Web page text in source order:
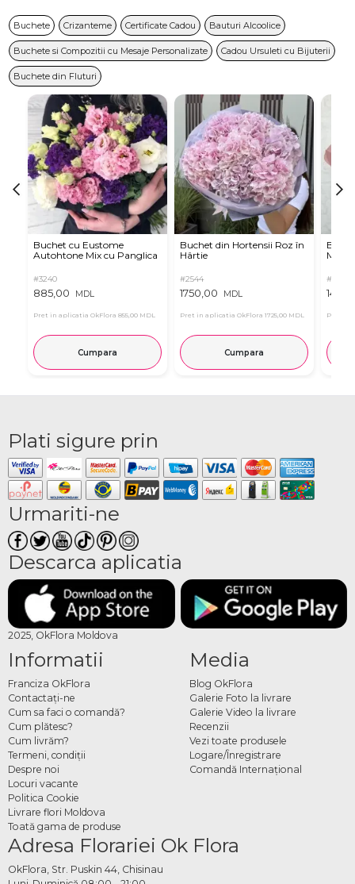
Buchete Crizanteme Certificate Cadou Bauturi Alcoolice
Buchete si Compozitii cu Mesaje Personalizate Cadou Ursuleti cu Bijuterii
Buchete din Fluturi
Buchet cu Eustome
Autohtone Mix cu Panglica
#3240
885,00 MDL
Pret in aplicatia OkFlora 855,00 MDL
Cumpara
Buchet din Hortensii Roz în
Hârtie
#2544
1750,00 MDL
Pret in aplicatia OkFlora 1725,00 MDL
Cumpara
Mov
#7659
Pret in
Plati sigure prin
Urmariti-ne
Descarca aplicatia
2025, OkFlora Moldova
Informatii
Franciza OkFlora
Contactaţi-ne
Cum sa faci o comandă?
Cum plătesc?
Cum livrăm?
Termeni, condiţii
Despre noi
Locuri vacante
Politica Cookie
Livrare flori Moldova
Toată gama de produse
Media
Blog OkFlora
Galerie Foto la livrare
Galerie Video la livrare
Recenzii
Vezi toate produsele
Logare/Înregistrare
Comandă Internațional
Adresa Florariei Ok Flora
OkFlora, Str. Puskin 44, Chisinau